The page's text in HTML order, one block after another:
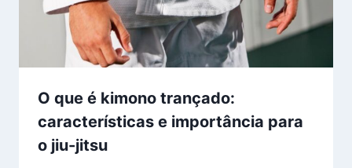
O que é kimono trançado:
características e importância para
o jiu-jitsu